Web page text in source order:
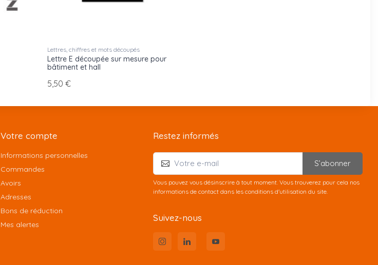
Lettres, chiffres et mots découpés
Lettre E découpée sur mesure pour
bâtiment et hall
5,50 €
Votre compte
Informations personnelles
Commandes
Avoirs
Adresses
Bons de réduction
Mes alertes
Restez informés
S’abonner
Vous pouvez vous désinscrire à tout moment. Vous trouverez pour cela nos
informations de contact dans les conditions d'utilisation du site.
Suivez-nous